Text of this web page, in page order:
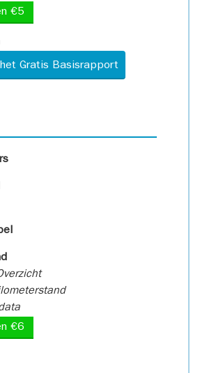
€5
Gratis Basisrapport
€6